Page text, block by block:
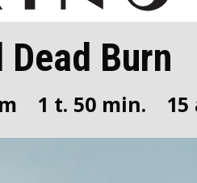
Dead Burn
1 t. 50 min. 15